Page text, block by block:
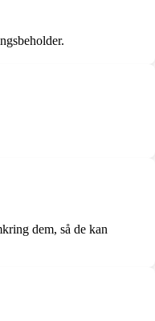
dem, så de kan